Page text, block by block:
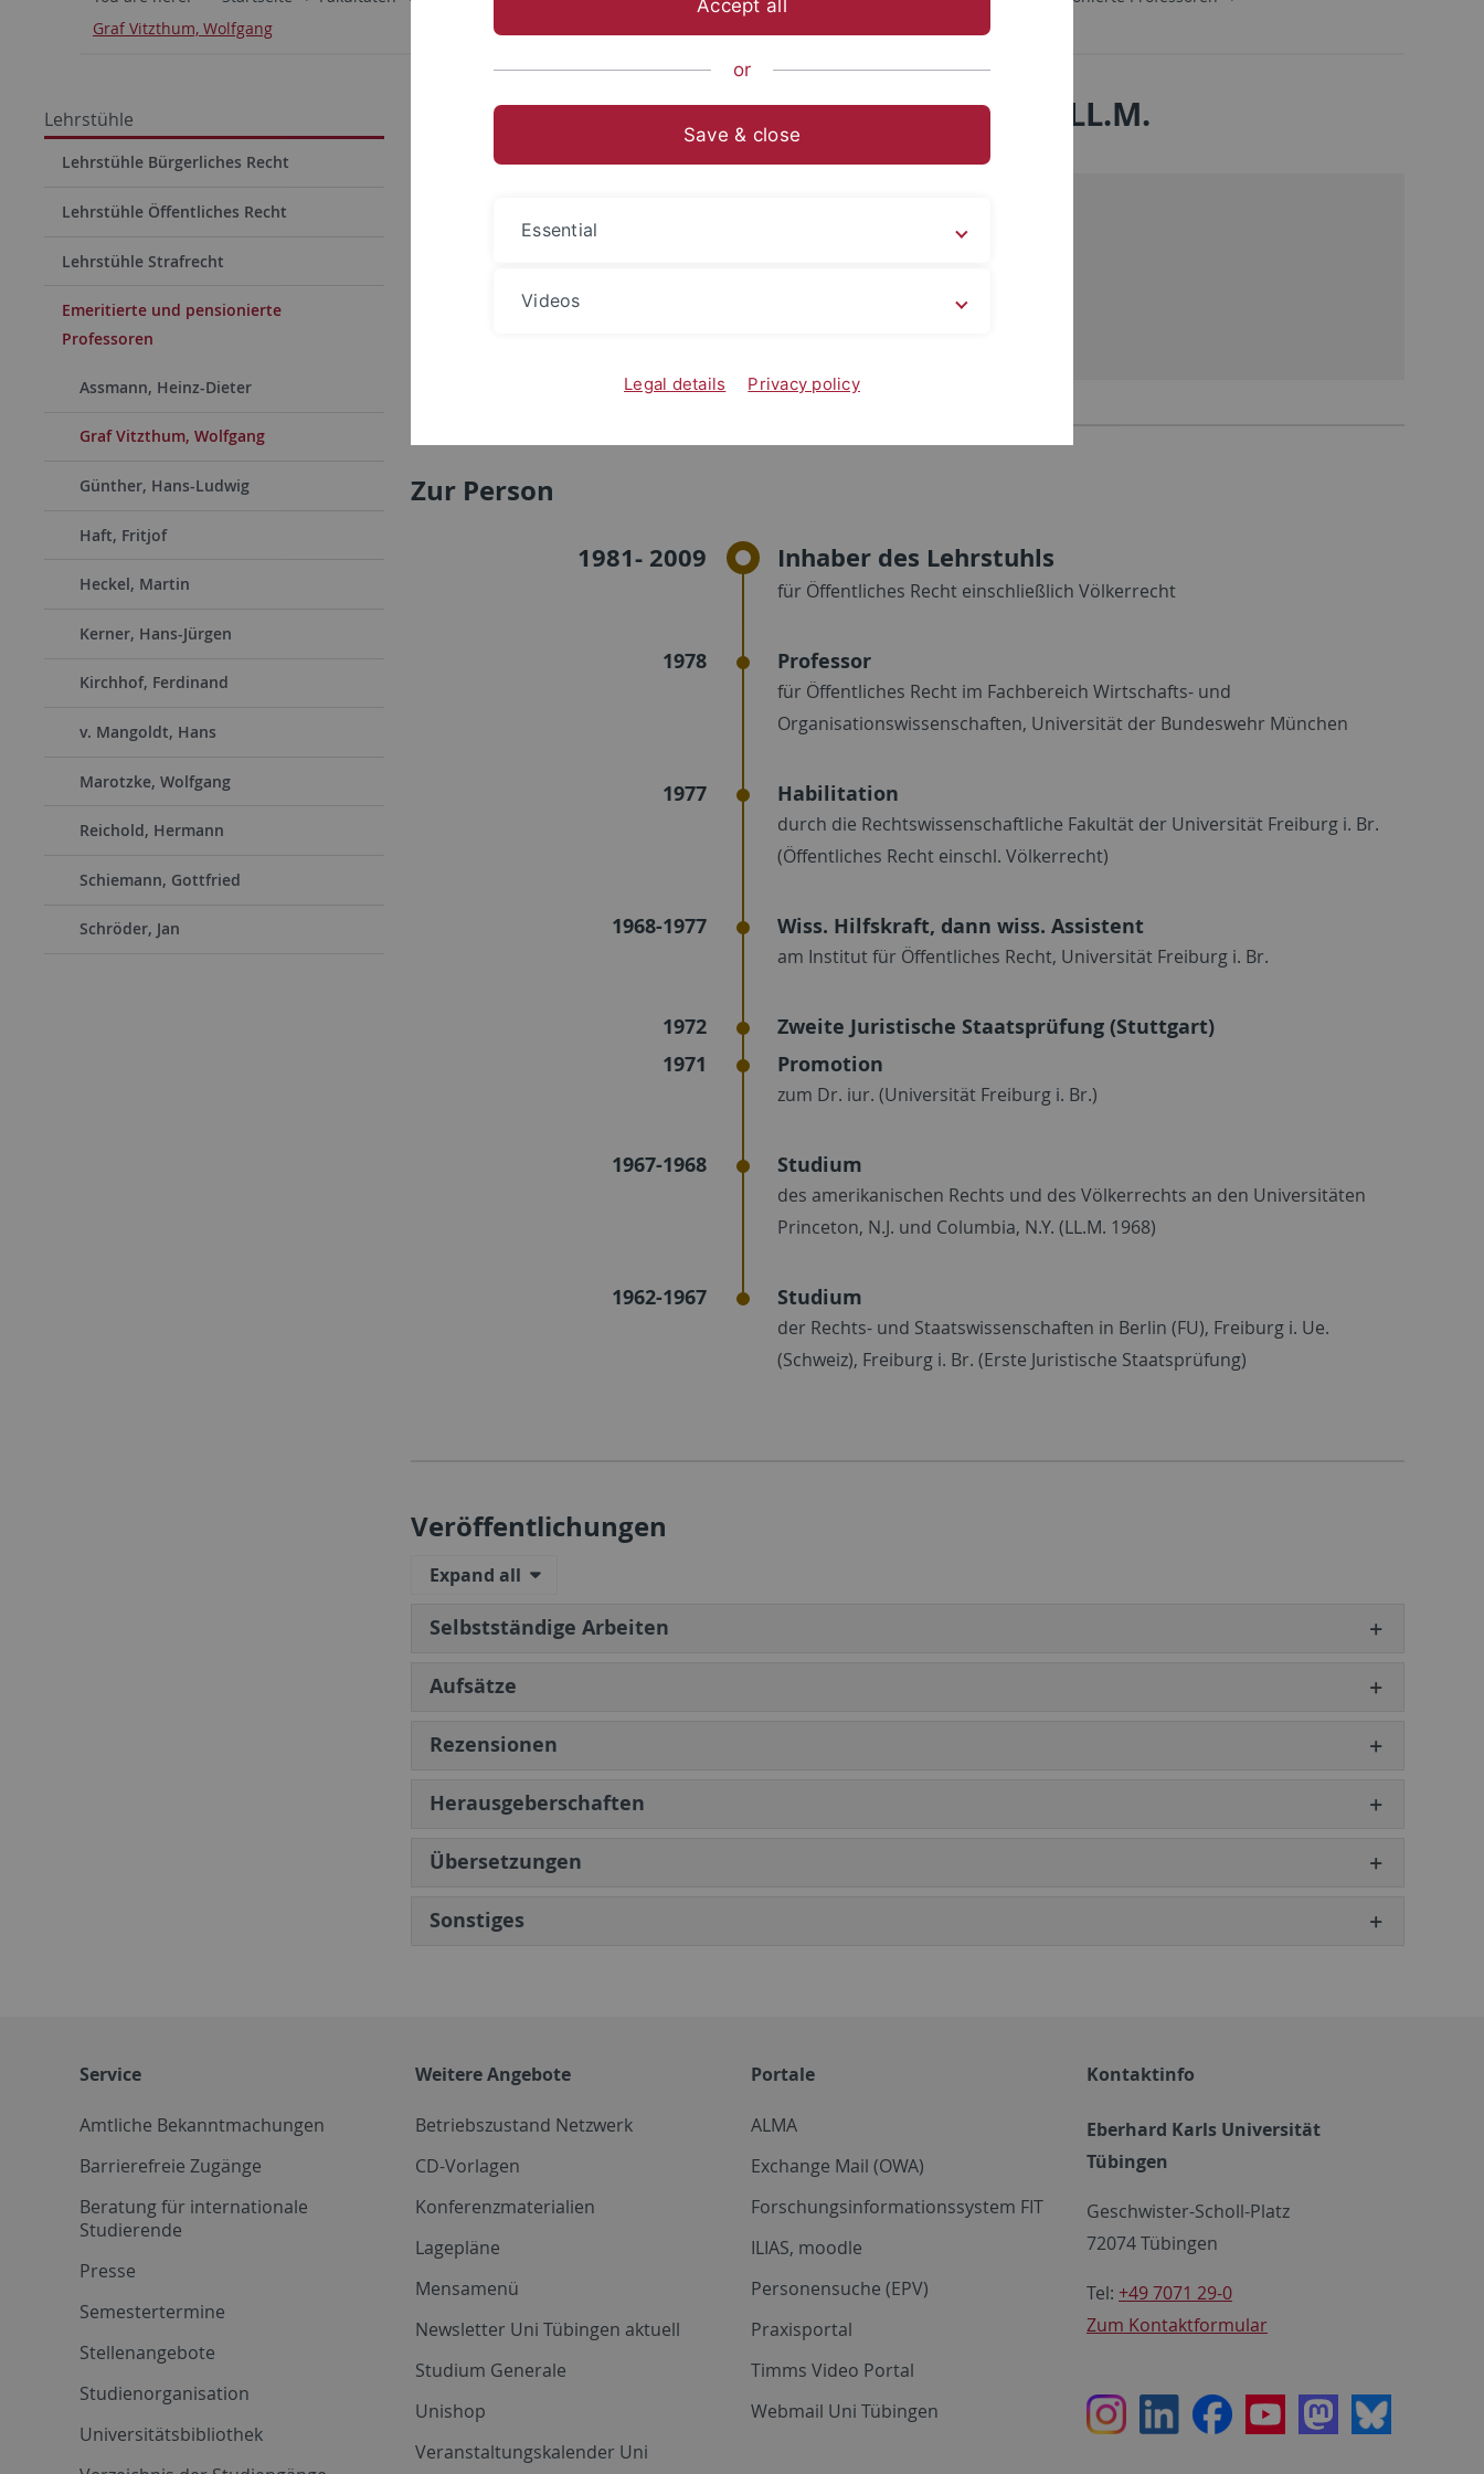
Graf Vitzthum, Wolfgang
Lehrstühle
Lehrstühle Bürgerliches Recht
Lehrstühle Öffentliches Recht
Lehrstühle Strafrecht
Emeritierte und pensionierte
Professoren
Assmann, Heinz-Dieter
Graf Vitzthum, Wolfgang
Günther, Hans-Ludwig
Haft, Fritjof
Heckel, Martin
Kerner, Hans-Jürgen
Kirchhof, Ferdinand
v. Mangoldt, Hans
Marotzke, Wolfgang
Reichold, Hermann
Schiemann, Gottfried
Schröder, Jan
Prof. Dr. Dr. h.c. Wolfgang Graf Vitzthum, LL.M.
Kontakt
Zur Person
1981- 2009 Inhaber des Lehrstuhls
für Öffentliches Recht einschließlich Völkerrecht
1978 Professor
für Öffentliches Recht im Fachbereich Wirtschafts- und
Organisationswissenschaften, Universität der Bundeswehr München
1977 Habilitation
durch die Rechtswissenschaftliche Fakultät der Universität Freiburg i. Br.
(Öffentliches Recht einschl. Völkerrecht)
1968-1977 Wiss. Hilfskraft, dann wiss. Assistent
am Institut für Öffentliches Recht, Universität Freiburg i. Br.
1972
Zweite Juristische Staatsprüfung (Stuttgart)
1971
Promotion
zum Dr. iur. (Universität Freiburg i. Br.)
1967-1968 Studium
des amerikanischen Rechts und des Völkerrechts an den Universitäten
Princeton, N.J. und Columbia, N.Y. (LL.M. 1968)
1962-1967 Studium
der Rechts- und Staatswissenschaften in Berlin (FU), Freiburg i. Ue.
(Schweiz), Freiburg i. Br. (Erste Juristische Staatsprüfung)
Veröffentlichungen
Expand all
Selbstständige Arbeiten
Aufsätze
Rezensionen
Herausgeberschaften
Übersetzungen
Sonstiges
Service
Amtliche Bekanntmachungen
Barrierefreie Zugänge
Beratung für internationale
Studierende
Presse
Semestertermine
Stellenangebote
Studienorganisation
Universitätsbibliothek
Weitere Angebote
Betriebszustand Netzwerk
CD-Vorlagen
Konferenzmaterialien
Lagepläne
Mensamenü
Newsletter Uni Tübingen aktuell
Studium Generale
Unishop
Veranstaltungskalender Uni
Portale
ALMA
Exchange Mail (OWA)
Forschungsinformationssystem FIT
ILIAS, moodle
Personensuche (EPV)
Praxisportal
Timms Video Portal
Webmail Uni Tübingen
Kontaktinfo
Eberhard Karls Universität
Tübingen
Geschwister-Scholl-Platz
72074 Tübingen
Tel: +49 7071 29-0
Zum Kontaktformular
InstagramLinkedInFacebookYoutubeMastodon
Bluesky
Accept all
or
Save & close
Essential
Videos
Legal details Privacy policy